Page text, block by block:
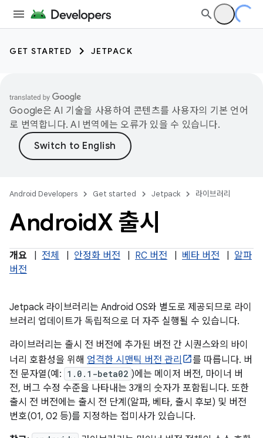
GET STARTED JETPACK
Google은 AI 기술을 사용하여 콘텐츠를 사용자의 기본 언어
로 번역합니다. AI 번역에는 오류가 있을 수 있습니다.
Android Developers Get started Jetpack 라이브러리
AndroidX 출시
개요 전체 안정화 버전 RC 버전 베타 버전
알파
버전
Jetpack 라이브러리는 Android OS와 별도로 제공되므로 라이
브러리 업데이트가 독립적으로 더 자주 실행될 수 있습니다.
라이브러리는 출시 전 버전에 추가된 버전 간 시퀀스와의 바이
너리 호환성을 위해 엄격한 시맨틱 버전 관리
를 따릅니다. 버
전 문자열(예: 1.0.1-beta02 )에는 메이저 버전, 마이너 버
전, 버그 수정 수준을 나타내는 3개의 숫자가 포함됩니다. 또한
출시 전 버전에는 출시 전 단계(알파, 베타, 출시 후보) 및 버전
번호(01, 02 등)를 지정하는 접미사가 있습니다.